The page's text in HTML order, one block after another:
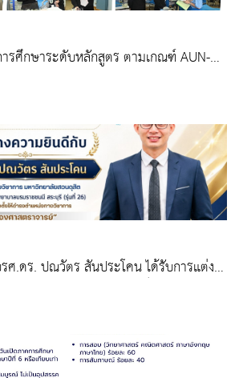
รศึกษาระดับหลักสูตร ตามเกณฑ์ AUN-
ศ.ดร. ปณวัตร สันประโคน ได้รับการแต่ง